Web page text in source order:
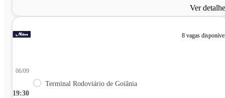
Ver
8 vagas
19:30
06/09
Terminal Rodoviário de Goiânia